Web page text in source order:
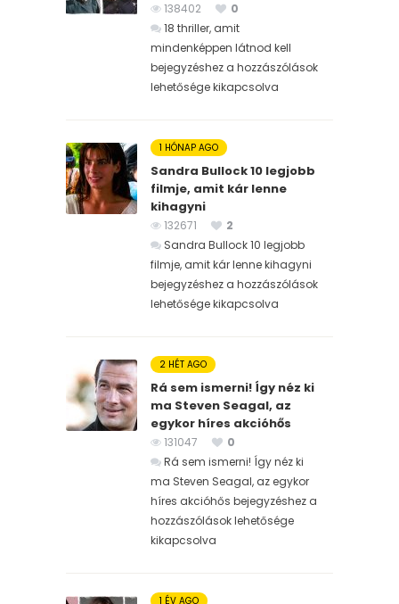
138402
0
18 thriller, amit
mindenképpen látnod kell
bejegyzéshez a hozzászólások
lehetősége kikapcsolva
1 HÓNAP AGO
Sandra Bullock 10 legjobb
filmje, amit kár lenne
kihagyni
132671
2
Sandra Bullock 10 legjobb
filmje, amit kár lenne kihagyni
bejegyzéshez a hozzászólások
lehetősége kikapcsolva
2 HÉT AGO
Rá sem ismerni! Így néz ki
ma Steven Seagal, az
egykor híres akcióhős
131047
0
Rá sem ismerni! Így néz ki
ma Steven Seagal, az egykor
híres akcióhős bejegyzéshez a
hozzászólások lehetősége
kikapcsolva
1 ÉV AGO